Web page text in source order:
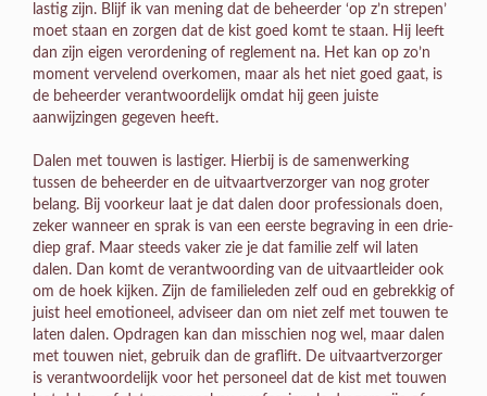
lastig zijn. Blijf ik van mening dat de beheerder ‘op z’n strepen’
moet staan en zorgen dat de kist goed komt te staan. Hij leeft
dan zijn eigen verordening of reglement na. Het kan op zo’n
moment vervelend overkomen, maar als het niet goed gaat, is
de beheerder verantwoordelijk omdat hij geen juiste
aanwijzingen gegeven heeft.
Dalen met touwen is lastiger. Hierbij is de samenwerking
tussen de beheerder en de uitvaartverzorger van nog groter
belang. Bij voorkeur laat je dat dalen door professionals doen,
zeker wanneer en sprak is van een eerste begraving in een drie-
diep graf. Maar steeds vaker zie je dat familie zelf wil laten
dalen. Dan komt de verantwoording van de uitvaartleider ook
om de hoek kijken. Zijn de familieleden zelf oud en gebrekkig of
juist heel emotioneel, adviseer dan om niet zelf met touwen te
laten dalen. Opdragen kan dan misschien nog wel, maar dalen
met touwen niet, gebruik dan de graflift. De uitvaartverzorger
is verantwoordelijk voor het personeel dat de kist met touwen